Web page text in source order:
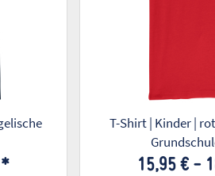
*
T-Shirt | Kinder |
15,95 € -